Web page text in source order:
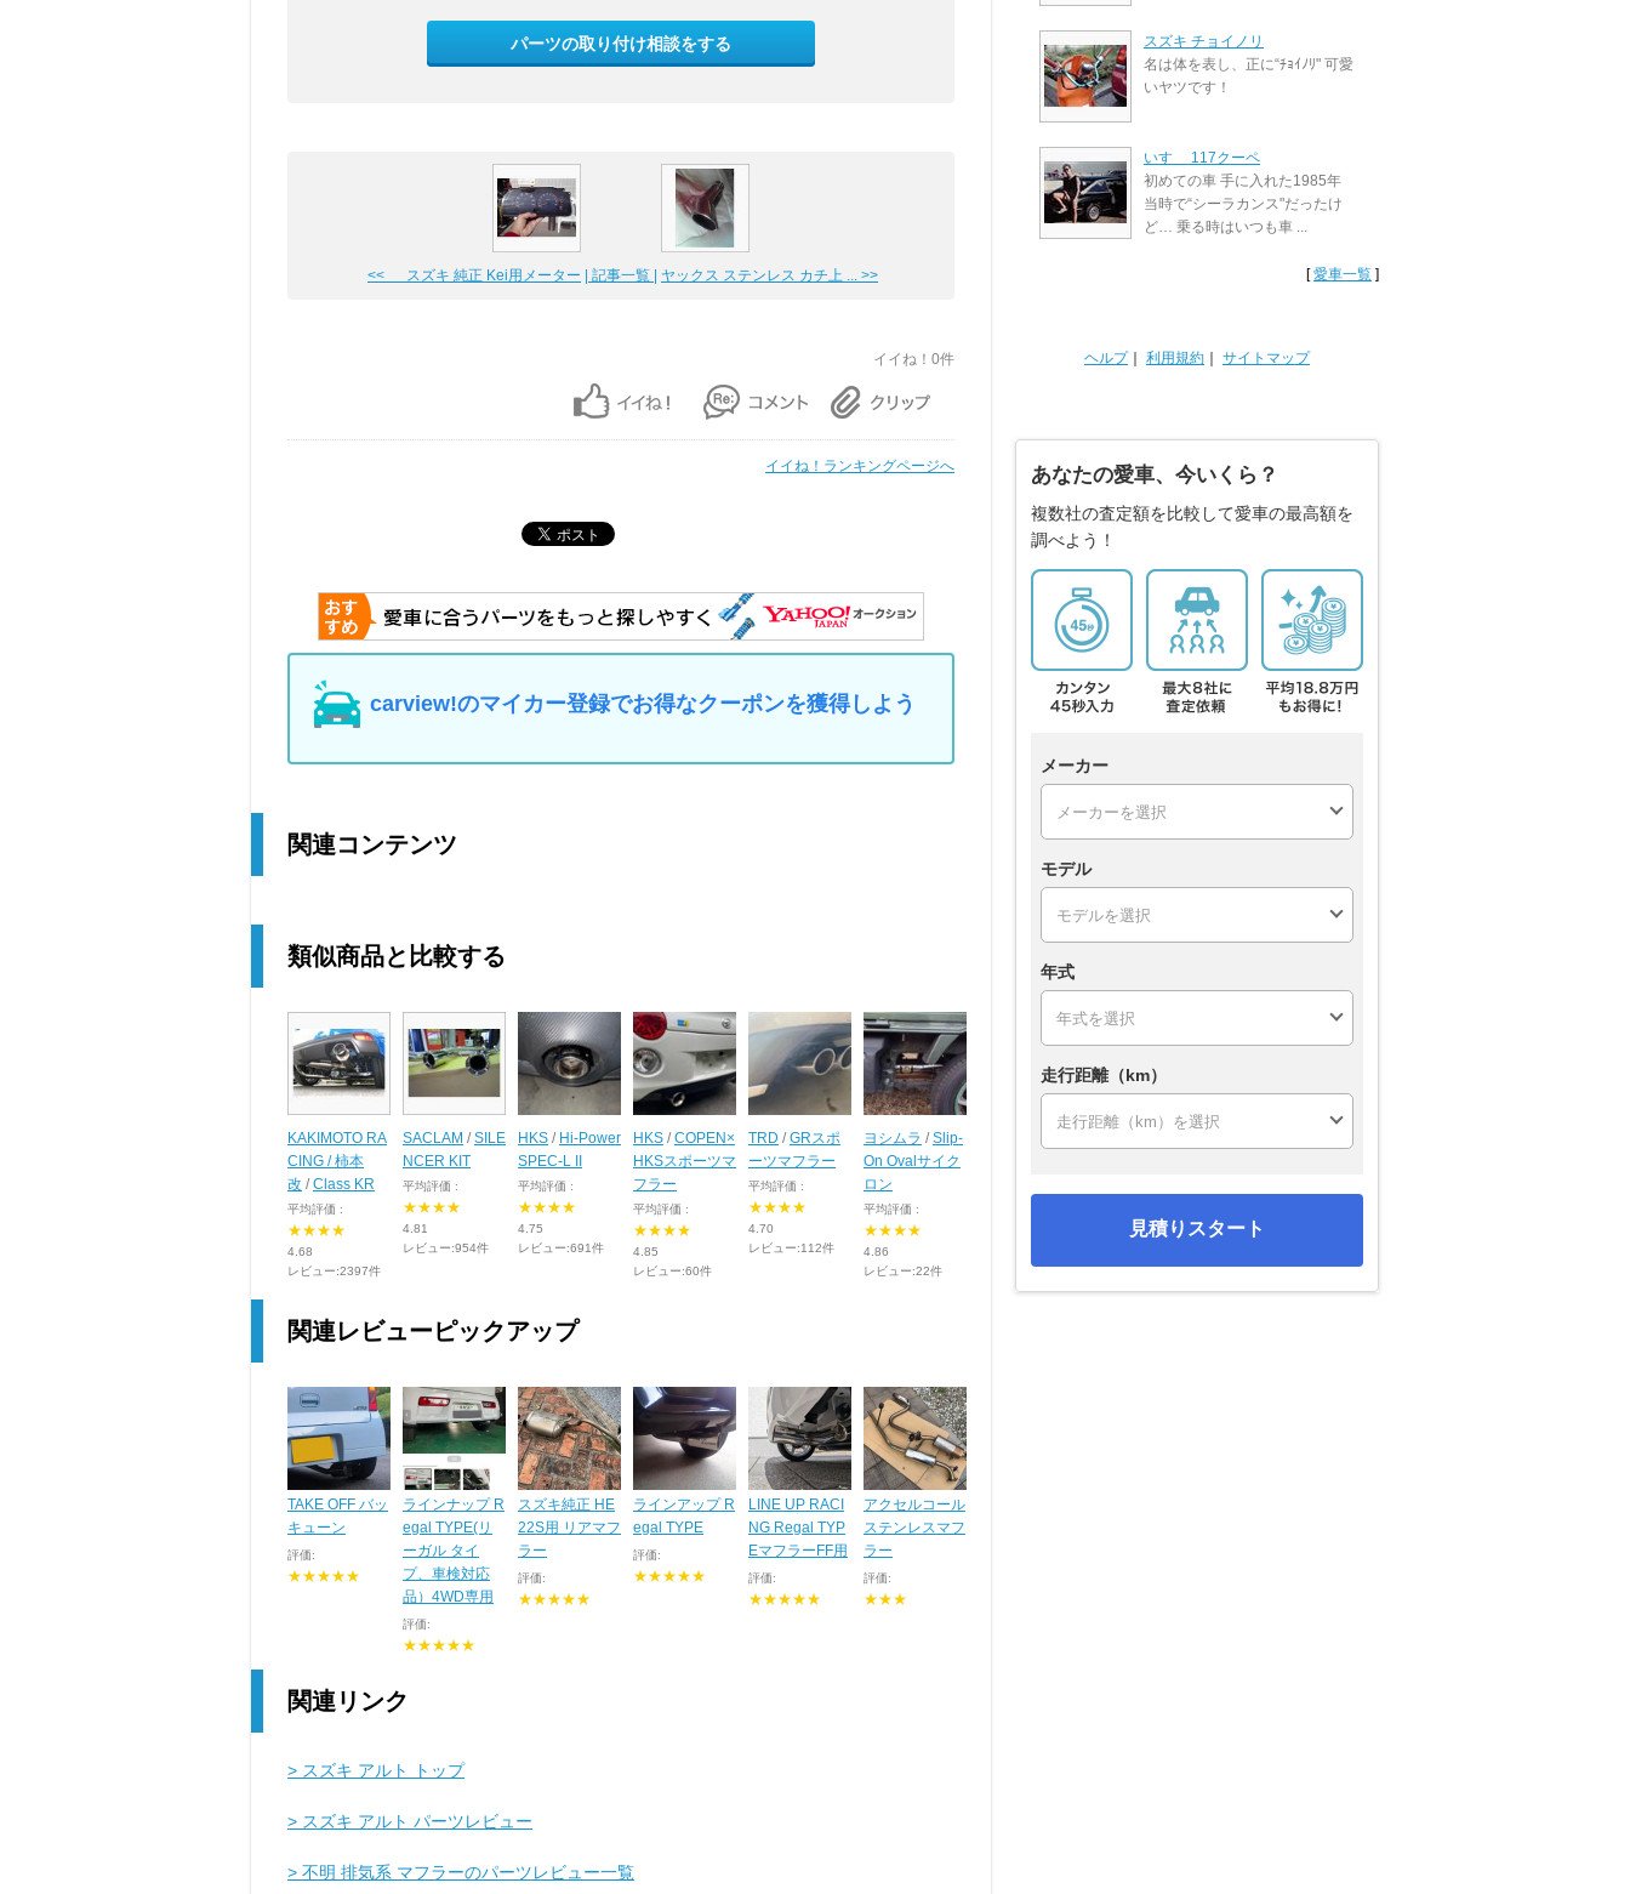
パーツの取り付け相談をする
<< スズキ 純正 Kei用メーター | 記事一覧 | ヤックス ステンレス カチ上 ... >>
イイね！0件
イイね！ランキングページへ
carview!のマイカー登録でお得なクーポンを獲得しよう
関連コンテンツ
類似商品と比較する
KAKIMOTO RA
CING / 柿本
改 /Class KR
平均評価 :
★★★★
4.68
レビュー:2397件
SACLAM /SILE
NCER KIT
平均評価 :
★★★★
4.81
レビュー:954件
HKS / Hi-Power
SPEC-L II
平均評価 :
★★★★
4.75
レビュー:691件
HKS /COPEN×
HKSスポーツマ
フラー
平均評価 :
★★★★
4.85
レビュー:60件
TRD /GRスポ
ーツマフラー
平均評価 :
★★★★
4.70
レビュー:112件
ヨシムラ /Slip-
On Ovalサイク
ロン
平均評価 :
★★★★
4.86
レビュー:22件
関連レビューピックアップ
TAKE OFF バッ
キューン
評価:
★★★★★
ラインナップ R
egal TYPE(リ
ーガル タイ
プ、車検対応
品）4WD専用
評価:
★★★★★
スズキ純正 HE
22S用 リアマフ
ラー
評価:
★★★★★
ラインアップ R
egal TYPE
評価:
★★★★★
LINE UP RACI
NG Regal TYP
EマフラーFF用
評価:
★★★★★
アクセルコール
ステンレスマフ
ラー
評価:
★★★
関連リンク
> スズキ アルト トップ
> スズキ アルト パーツレビュー
> 不明 排気系 マフラーのパーツレビュー一覧
スズキ チョイノリ
名は体を表し、正に“ﾁｮｲﾉﾘ" 可愛
いヤツです！
いすゞ 117クーペ
初めての車 手に入れた1985年
当時で“シーラカンス"だったけ
ど… 乗る時はいつも車 ...
[愛車一覧 ]
ヘルプ｜ 利用規約 サイトマップ
あなたの愛車、今いくら？
複数社の査定額を比較して愛車の最高額を
調べよう！
メーカー
モデル
年式
走行距離（km）
見積りスタート